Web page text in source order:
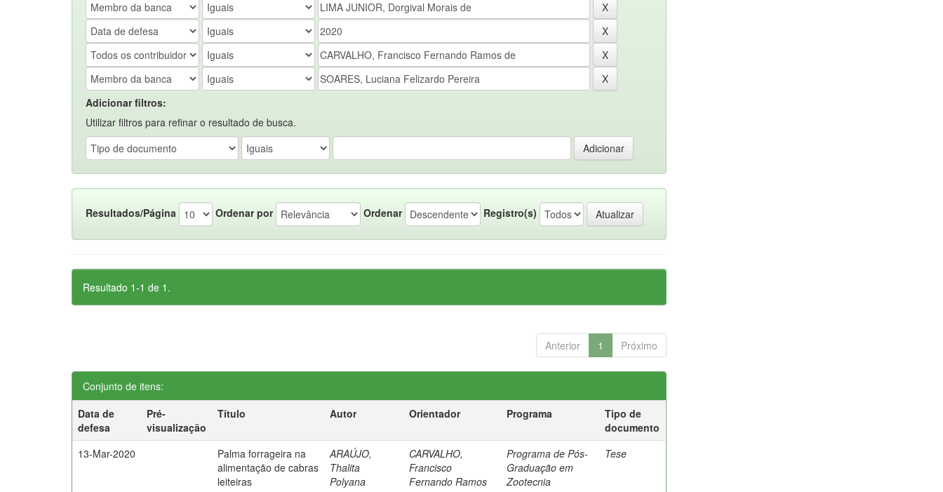
Adicionar filtros:
Utilizar filtros para refinar o resultado de busca.
Resultados/Página Ordenar por Ordenar Registro(s)
Resultado 1-1 de 1.
Anterior 1 Próximo
Conjunto de itens:
Data de
defesa
Pré-
visualização
Título Autor Orientador Programa
Tipo de
documento
13-Mar-2020
Palma forrageira na
alimentação de cabras
leiteiras
ARAÚJO,
Thalita
Polyana
CARVALHO,
Francisco
Fernando Ramos
Programa de Pós-
Graduação em
Zootecnia
Tese